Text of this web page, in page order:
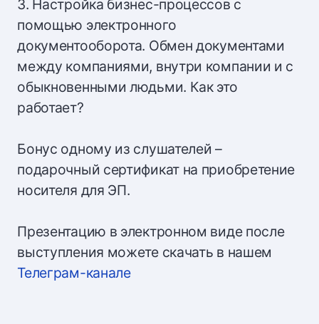
3. Настройка бизнес-процессов с
помощью электронного
документооборота. Обмен документами
между компаниями, внутри компании и с
обыкновенными людьми. Как это
работает?
Бонус одному из слушателей –
подарочный сертификат на приобретение
носителя для ЭП.
Презентацию в электронном виде после
выступления можете скачать в нашем
Телеграм-канале